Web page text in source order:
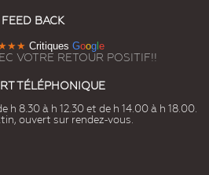
FEED BACK
Critiques Goog e
VOTRE RETOUR POSITIF!!
TÉLÉPHONIQUE
h 8.30 à h 12.30 et de h 14.00 à h 18.00.
ouvert sur rendez-vous.